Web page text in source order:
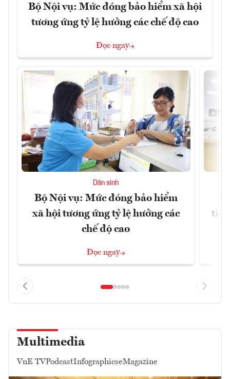
Bộ Nội vụ: Mức đóng bảo hiểm xã hội
tương ứng tỷ lệ hưởng các chế độ cao
Đọc ngay
Dân sinh
Bộ Nội vụ: Mức đóng bảo hiểm
xã hội tương ứng tỷ lệ hưởng các
chế độ cao
Đọc ngay
Multimedia
VnE TVPodcastInfographicseMagazine